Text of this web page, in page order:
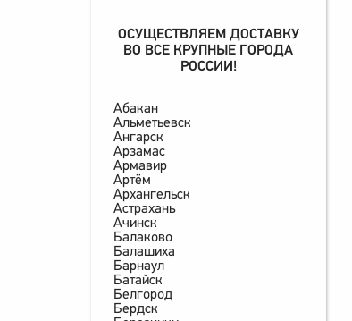
ОСУЩЕСТВЛЯЕМ ДОСТАВКУ
ВО ВСЕ КРУПНЫЕ ГОРОДА
РОССИИ!
Абакан
Альметьевск
Ангарск
Арзамас
Армавир
Артём
Архангельск
Астрахань
Ачинск
Балаково
Балашиха
Барнаул
Батайск
Белгород
Бердск